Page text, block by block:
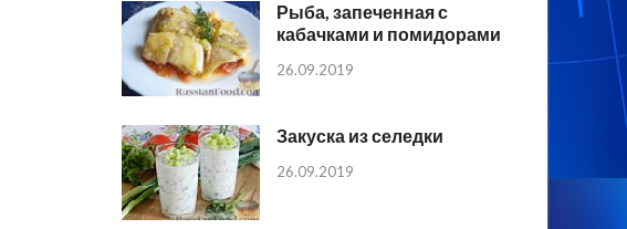
Рыба, запеченная с
кабачками и помидорами
26.09.2019
Закуска из селедки
26.09.2019